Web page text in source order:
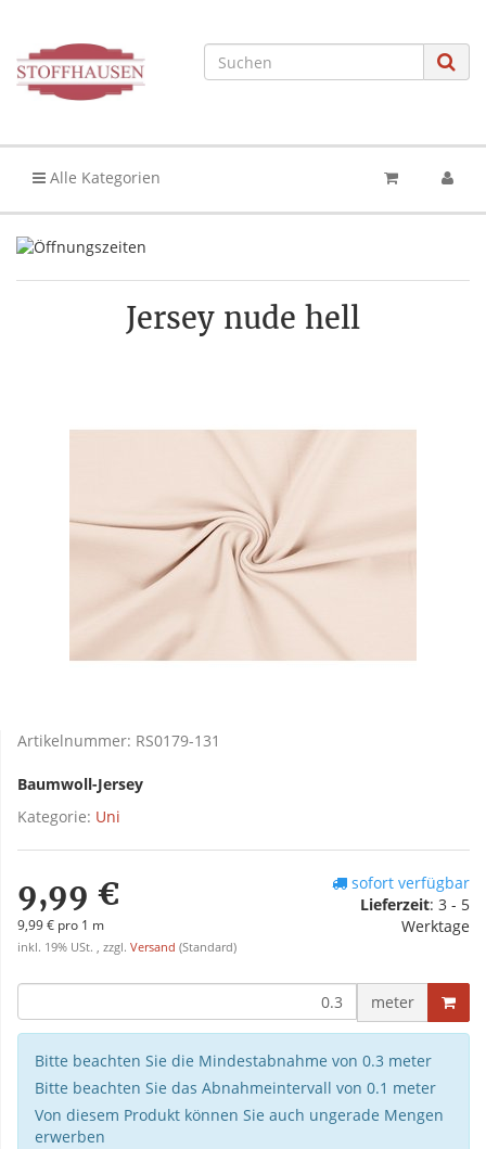
Alle Kategorien
Jersey nude hell
Artikelnummer: RS0179-131
Baumwoll-Jersey
Kategorie: Uni
9,99 €
9,99 € pro 1 m
inkl. 19% USt. , zzgl. Versand (Standard)
sofort verfügbar
Lieferzeit: 3 - 5
Werktage
meter
Bitte beachten Sie die Mindestabnahme von 0.3 meter
Bitte beachten Sie das Abnahmeintervall von 0.1 meter
Von diesem Produkt können Sie auch ungerade Mengen
erwerben